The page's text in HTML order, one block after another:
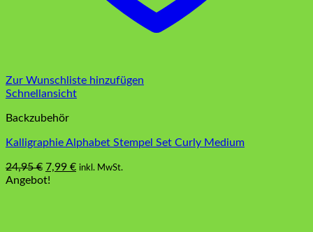
Zur Wunschliste hinzufügen
Schnellansicht
Backzubehör
Kalligraphie Alphabet Stempel Set Curly Medium
24,95€ Ursprünglicher
Preis
7,99 €Aktueller
inkl. MwSt.
Angebot!